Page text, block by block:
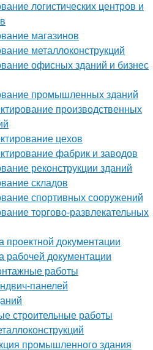
логистических центров и
магазинов
металлоконструкций
офисных зданий и бизнес
промышленных зданий
производственных
цехов
фабрик и заводов
реконструкции зданий
складов
спортивных сооружений
торгово-развлекательных
проектной документации
рабочей документации
работы
панелей
строительные работы
промышленного здания